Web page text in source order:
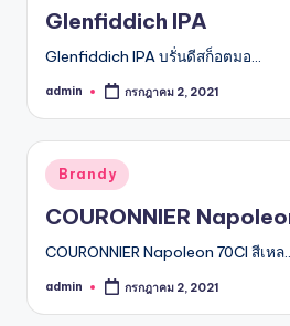
Glenfiddich IPA
Glenfiddich IPA บรั่นดีสก็อตมอ…
Posted
admin กรกฎาคม 2, 2021
Posted
in
Brandy
COURONNIER
COURONNIER Napoleon 70Cl สีเหล
Posted
admin กรกฎาคม 2, 2021